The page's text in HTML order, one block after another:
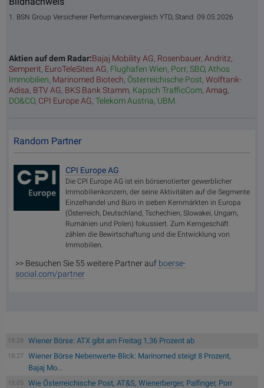
1. BSN Group Versicherer Performancevergleich YTD, Stand: 09.05.2026
Aktien auf dem Radar:Bajaj Mobility AG, Rosenbauer, Andritz,
Semperit, EuroTeleSites AG, Flughafen Wien, Porr, SBO, Athos
Immobilien, Marinomed Biotech, Österreichische Post, Wolftank-
Adisa, BTV AG, BKS Bank Stamm, Kapsch TrafficCom, Amag,
DO&CO, CPI Europe AG, Telekom Austria, UBM
Random Partner
CPI Europe AG
Die CPI Europe AG ist ein börsenotierter gewerblicher
Immobilienkonzern, der seine Aktivitäten auf die Segmente
Einzelhandel und Büro in sieben Kernmärkten in Europa
(Österreich, Deutschland, Tschechien, Slowakei, Ungarn,
Rumänien und Polen) fokussiert. Zum Kerngeschäft
zählen die Bewirtschaftung und die Entwicklung von
Immobilien.
>> Besuchen Sie 55 weitere Partner auf boerse-
social.com/partner
18:28 Wiener Börse: ATX gibt am Freitag 1,36 Prozent ab
18:27
Wiener Börse Nebenwerte-Blick: Marinomed steigt 8 Prozent,
Bajaj Mo...
18:05
Wie Österreichische Post, AT&S, Wienerberger, Palfinger, Porr